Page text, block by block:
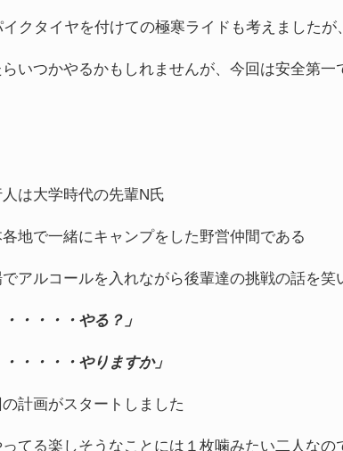
イクタイヤを付けての極寒ライドも考えましたが
らいつかやるかもしれませんが、今回は安全第一
は大学時代の先輩N氏
地で一緒にキャンプをした野営仲間である
アルコールを入れながら後輩達の挑戦の話を笑
・・・・・やる？」
・・・・・やりますか」
の計画がスタートしました
てる楽しそうなことには１枚噛みたい二人なの